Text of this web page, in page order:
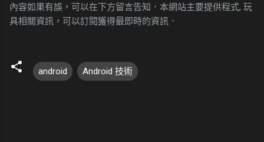
內容如果有誤，可以在下方留言告知．本網站主要提供程式, 玩
具相關資訊，可以訂閱獲得最即時的資訊．
android Android 技術